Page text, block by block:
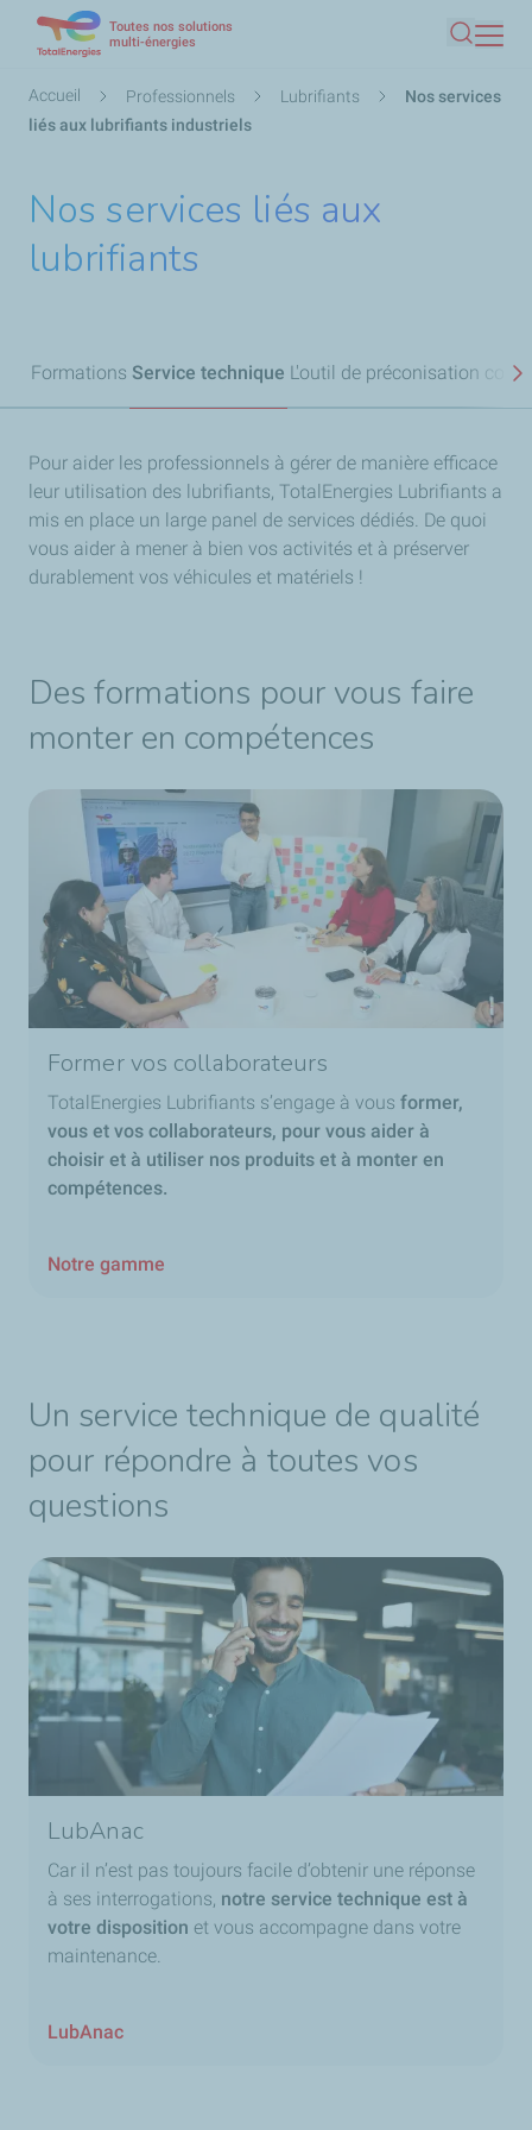
contenu
Toutes nos solutions
multi-énergies
Fil
d'Ariane
Accueil Professionnels Lubrifiants
Nos services
liés aux lubrifiants industriels
Nos services liés aux
lubrifiants
Formations Service technique L'outil de préconisation
Pour aider les professionnels à gérer de manière efficace
leur utilisation des lubrifiants, TotalEnergies Lubrifiants a
mis en place un large panel de services dédiés. De quoi
vous aider à mener à bien vos activités et à préserver
durablement vos véhicules et matériels !
Des formations pour vous faire
monter en compétences
Former vos collaborateurs
TotalEnergies Lubrifiants s’engage à vous former,
vous et vos collaborateurs, pour vous aider à
choisir et à utiliser nos produits et à monter en
compétences.
Notre gamme
Un service technique de qualité
pour répondre à toutes vos
questions
LubAnac
Car il n’est pas toujours facile d’obtenir une réponse
à ses interrogations, notre service technique est à
votre disposition et vous accompagne dans votre
maintenance.
LubAnac